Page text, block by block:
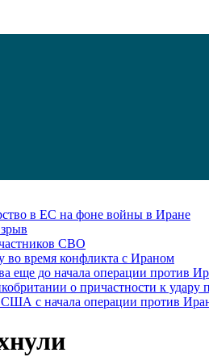
в ЕС на фоне войны в Иране
СВО
во время конфликта с Ираном
еще до начала операции против
о причастности к удару
с начала операции против